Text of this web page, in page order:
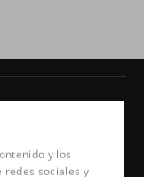
y los
redes sociales y